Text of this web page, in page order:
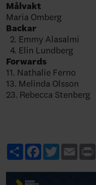
Målvakt
Maria Omberg
Backar
2. Emmy Alasalmi
4. Elin Lundberg
Forwards
11. Nathalie Ferno
13. Melinda Olsson
23. Rebecca Stenberg
ShareFacebook
TwitterEmail